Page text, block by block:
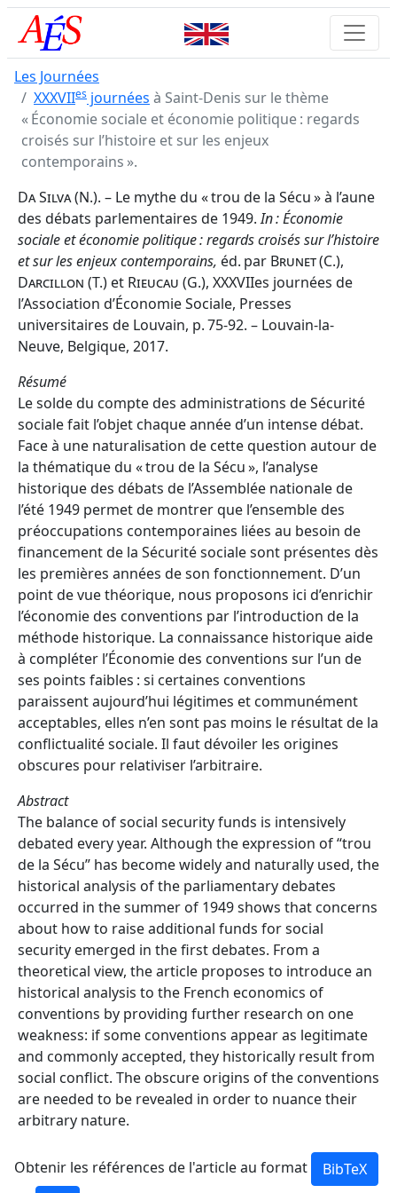
Les Journées
XXXVIIes journées à Saint-Denis sur le thème
« Économie sociale et économie politique : regards
croisés sur l’histoire et sur les enjeux
contemporains ».
Da Silva(N.). – Le mythe du « trou de la Sécu » à l’aune
des débats parlementaires de 1949.In : Économie
sociale et économie politique : regards croisés sur l’histoire
et sur les enjeux contemporains, éd. par Brunet(C.),
Darcillon (T.) et Rieucau (G.), XXXVIIes journées de
l’Association d’Économie Sociale, Presses
universitaires de Louvain, p. 75-92. – Louvain-la-
Neuve, Belgique, 2017.
Résumé
Le solde du compte des administrations de Sécurité
sociale fait l’objet chaque année d’un intense débat.
Face à une naturalisation de cette question autour de
la thématique du « trou de la Sécu », l’analyse
historique des débats de l’Assemblée nationale de
l’été 1949 permet de montrer que l’ensemble des
préoccupations contemporaines liées au besoin de
financement de la Sécurité sociale sont présentes dès
les premières années de son fonctionnement. D’un
point de vue théorique, nous proposons ici d’enrichir
l’économie des conventions par l’introduction de la
méthode historique. La connaissance historique aide
à compléter l’Économie des conventions sur l’un de
ses points faibles : si certaines conventions
paraissent aujourd’hui légitimes et communément
acceptables, elles n’en sont pas moins le résultat de la
conflictualité sociale. Il faut dévoiler les origines
obscures pour relativiser l’arbitraire.
Abstract
The balance of social security funds is intensively
debated every year. Although the expression of “trou
de la Sécu” has become widely and naturally used, the
historical analysis of the parliamentary debates
occurred in the summer of 1949 shows that concerns
about how to raise additional funds for social
security emerged in the first debates. From a
theoretical view, the article proposes to introduce an
historical analysis to the French economics of
conventions by providing further research on one
weakness: if some conventions appear as legitimate
and commonly accepted, they historically result from
social conflict. The obscure origins of the conventions
are needed to be revealed in order to nuance their
arbitrary nature.
Obtenir les références de l'article au format